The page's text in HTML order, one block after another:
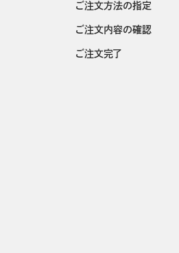
ご注文方法の指定
ご注文内容の確認
ご注文完了